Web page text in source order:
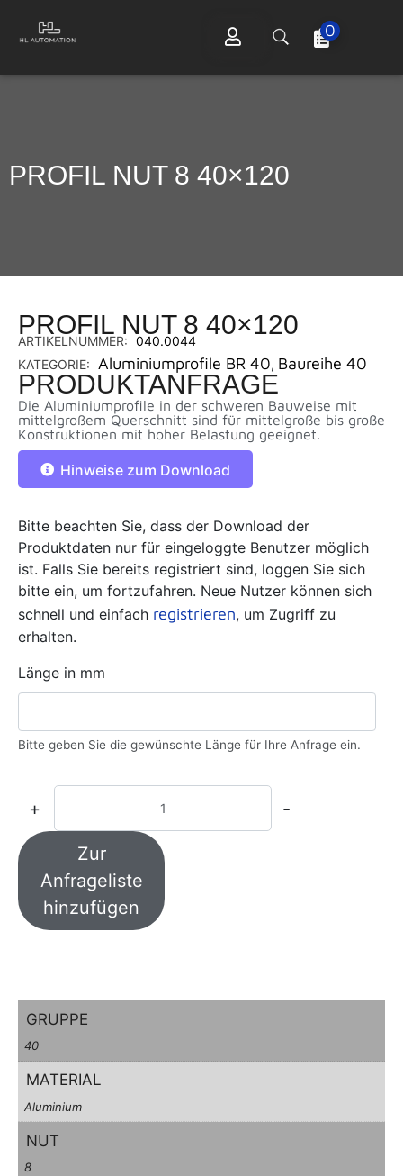
0
PROFIL NUT 8 40×120
PROFIL NUT 8 40×120
ARTIKELNUMMER: 040.0044
KATEGORIE:
Aluminiumprofile BR 40, Baureihe 40
PRODUKTANFRAGE
Die Aluminiumprofile in der schweren Bauweise mit
mittelgroßem Querschnitt sind für mittelgroße bis große
Konstruktionen mit hoher Belastung geeignet.
Hinweise zum Download
Bitte beachten Sie, dass der Download der
Produktdaten nur für eingeloggte Benutzer möglich
ist. Falls Sie bereits registriert sind, loggen Sie sich
bitte ein, um fortzufahren. Neue Nutzer können sich
schnell und einfach registrieren, um Zugriff zu
erhalten.
Länge in mm
Bitte geben Sie die gewünschte Länge für Ihre Anfrage ein.
+ -
Zur
Anfrageliste
hinzufügen
GRUPPE
40
MATERIAL
Aluminium
NUT
8